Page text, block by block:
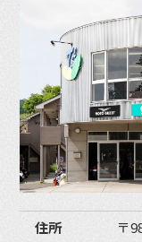
住所
〒